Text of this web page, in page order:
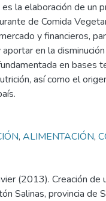
la elaboración de un
de Comida
y financieros,
en la
en bases
así como el
, ALIMENTACIÓN,
(2013). Creación de
Salinas, provincia de